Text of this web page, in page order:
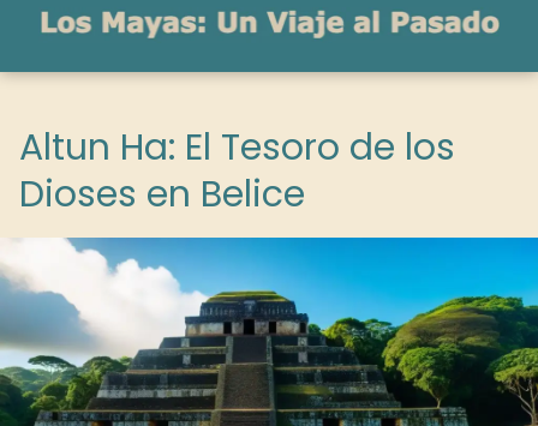
Altun Ha: El Tesoro de los
Dioses en Belice